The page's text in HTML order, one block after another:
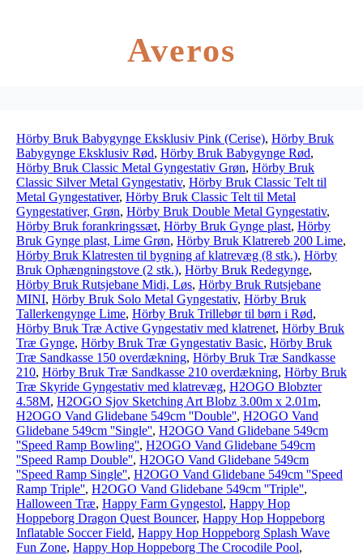
Averos
Hörby Bruk Babygynge Eksklusiv Pink (Cerise), Hörby Bruk
Babygynge Eksklusiv Rød, Hörby Bruk Babygynge Rød,
Hörby Bruk Classic Metal Gyngestativ Grøn, Hörby Bruk
Classic Silver Metal Gyngestativ, Hörby Bruk Classic Telt til
Metal Gyngestativer, Hörby Bruk Classic Telt til Metal
Gyngestativer, Grøn, Hörby Bruk Double Metal Gyngestativ,
Hörby Bruk forankringssæt, Hörby Bruk Gynge plast, Hörby
Bruk Gynge plast, Lime Grøn, Hörby Bruk Klatrereb 200 Lime,
Hörby Bruk Klatresten til bygning af klatrevæg (8 stk.), Hörby
Bruk Ophængningstove (2 stk.), Hörby Bruk Redegynge,
Hörby Bruk Rutsjebane Midi, Løs, Hörby Bruk Rutsjebane
MINI, Hörby Bruk Solo Metal Gyngestativ, Hörby Bruk
Tallerkengynge Lime, Hörby Bruk Trillebør til børn i Rød,
Hörby Bruk Træ Active Gyngestativ med klatrenet, Hörby Bruk
Træ Gynge, Hörby Bruk Træ Gyngestativ Basic, Hörby Bruk
Træ Sandkasse 150 overdækning, Hörby Bruk Træ Sandkasse
210, Hörby Bruk Træ Sandkasse 210 overdækning, Hörby Bruk
Træ Skyride Gyngestativ med klatrevæg, H2OGO Blobzter
4.58M, H2OGO Sjov Sketching Art Blobz 3.00m x 2.01m,
H2OGO Vand Glidebane 549cm ''Double'', H2OGO Vand
Glidebane 549cm ''Single'', H2OGO Vand Glidebane 549cm
''Speed Ramp Bowling'', H2OGO Vand Glidebane 549cm
''Speed Ramp Double'', H2OGO Vand Glidebane 549cm
''Speed Ramp Single'', H2OGO Vand Glidebane 549cm ''Speed
Ramp Triple'', H2OGO Vand Glidebane 549cm ''Triple'',
Halloween Træ, Happy Farm Gyngestol, Happy Hop
Hoppeborg Dragon Quest Bouncer, Happy Hop Hoppeborg
Inflatable Soccer Field, Happy Hop Hoppeborg Splash Wave
Fun Zone, Happy Hop Hoppeborg The Crocodile Pool,